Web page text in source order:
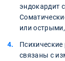
эндокардит
или
Психические
связаны с